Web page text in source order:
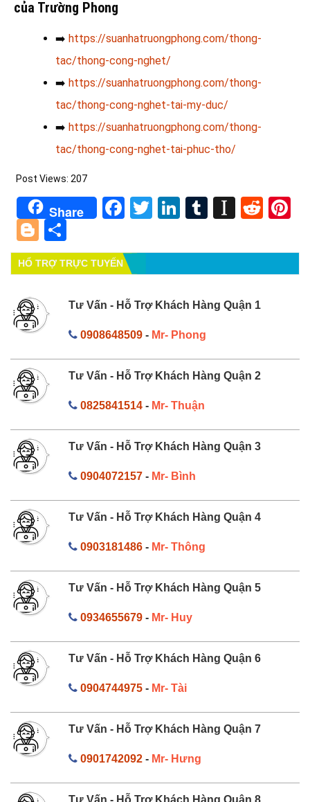
của Trường Phong
➡️ https://suanhatruongphong.com/thong-
tac/thong-cong-nghet/
➡️ https://suanhatruongphong.com/thong-
tac/thong-cong-nghet-tai-my-duc/
➡️ https://suanhatruongphong.com/thong-
tac/thong-cong-nghet-tai-phuc-tho/
Post Views: 207
Share Facebook
TwitterLinkedIn
Tumblr
Blogger
HỔ TRỢ TRỰC TUYẾN
Tư Vấn - Hỗ Trợ Khách Hàng Quận 1
0908648509- Mr- Phong
Tư Vấn - Hỗ Trợ Khách Hàng Quận 2
0825841514- Mr- Thuận
Tư Vấn - Hỗ Trợ Khách Hàng Quận 3
0904072157- Mr- Bình
Tư Vấn - Hỗ Trợ Khách Hàng Quận 4
0903181486- Mr- Thông
Tư Vấn - Hỗ Trợ Khách Hàng Quận 5
0934655679- Mr- Huy
Tư Vấn - Hỗ Trợ Khách Hàng Quận 6
0904744975- Mr- Tài
Tư Vấn - Hỗ Trợ Khách Hàng Quận 7
0901742092- Mr- Hưng
Tư Vấn - Hỗ Trợ Khách Hàng Quận 8